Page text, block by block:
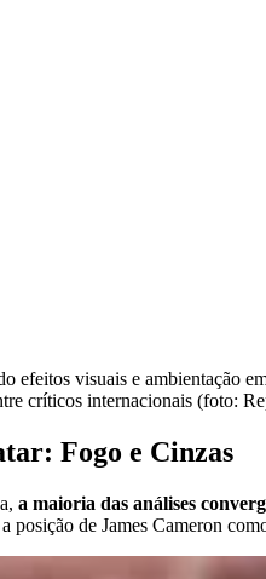
críticos internacionais (foto:
Fogo e Cinzas
a maioria das análises
posição de James Cameron